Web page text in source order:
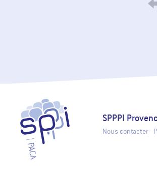
SPPPI Paca - Secrétariat Permanent pour
SPPPI
Nous contacter -